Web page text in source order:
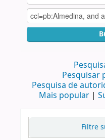
Pesquisar
Pesquisa de
Mais popular
Filtre